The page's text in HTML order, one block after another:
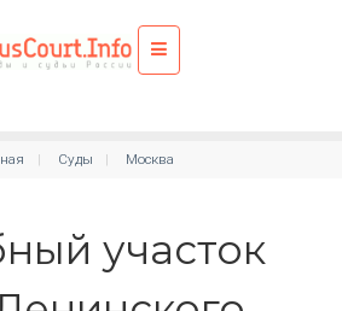
Суды Москва
участок